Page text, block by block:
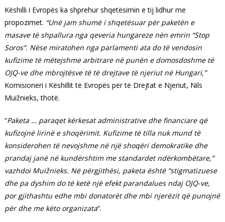
Këshilli i Evropës ka shprehur shqetësimin e tij lidhur me
propozimet. “Unë jam shumë i shqetësuar për paketën e
masave të shpallura nga qeveria hungareze nën emrin “Stop
Soros”. Nëse miratohen nga parlamenti ata do të vendosin
kufizime të mëtejshme arbitrare në punën e domosdoshme të
OJQ-ve dhe mbrojtësve të të drejtave të njeriut në Hungari,”
Komisioneri i Këshillit të Evropës për të Drejtat e Njeriut, Nils
Muižnieks, thotë.
“Paketa … paraqet kërkesat administrative dhe financiare që
kufizojnë lirinë e shoqërimit. Kufizime të tilla nuk mund të
konsiderohen të nevojshme në një shoqëri demokratike dhe
prandaj janë në kundërshtim me standardet ndërkombëtare,”
vazhdoi Muižnieks. Në përgjithësi, paketa është “stigmatizuese
dhe pa dyshim do të ketë një efekt parandalues ​​ndaj OJQ-ve,
por gjithashtu edhe mbi donatorët dhe mbi njerëzit që punojnë
për dhe me këto organizata“.